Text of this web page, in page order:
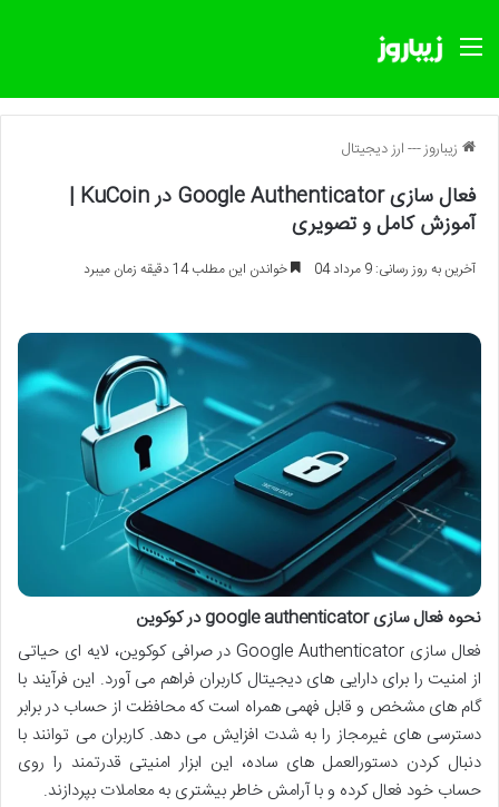
منو
زیباروز---ارز دیجیتال
فعال سازی Google Authenticator در KuCoin |
آموزش کامل و تصویری
آخرین به روز رسانی: 9 مرداد 04 خواندن این مطلب 14 دقیقه زمان میبرد
نحوه فعال سازی google authenticator در کوکوین
فعال سازی Google Authenticator در صرافی کوکوین، لایه ای حیاتی
از امنیت را برای دارایی های دیجیتال کاربران فراهم می آورد. این فرآیند با
گام های مشخص و قابل فهمی همراه است که محافظت از حساب در برابر
دسترسی های غیرمجاز را به شدت افزایش می دهد. کاربران می توانند با
دنبال کردن دستورالعمل های ساده، این ابزار امنیتی قدرتمند را روی
حساب خود فعال کرده و با آرامش خاطر بیشتری به معاملات بپردازند.